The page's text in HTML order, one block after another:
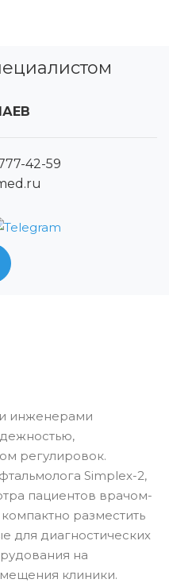
42-59
инженерами
регулировок.
Simplex-2,
пациентов врачом-
разместить
для диагностических
на
клиники.